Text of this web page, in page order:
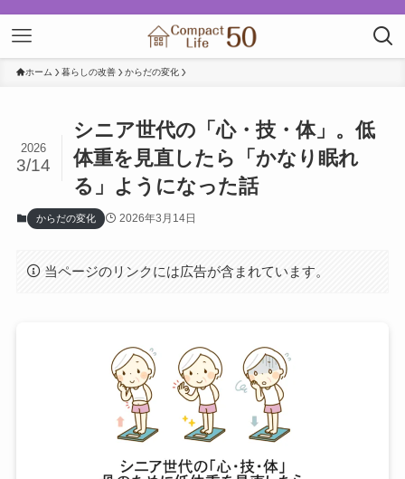
ホーム 暮らしの改善 からだの変化
シニア世代の「心・技・体」。低
体重を見直したら「かなり眠れ
る」ようになった話
2026
3/14
からだの変化 2026年3月14日
当ページのリンクには広告が含まれています。